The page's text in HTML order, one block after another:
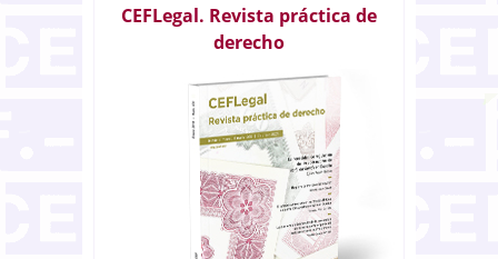
CEFLegal. Revista práctica de
derecho